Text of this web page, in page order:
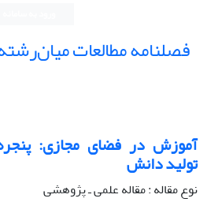
فصلنامه مطالعات
آموزش در فضای مجازی:
تولید دانش
نوع مقاله : مقاله علمی ـ پژوهشی